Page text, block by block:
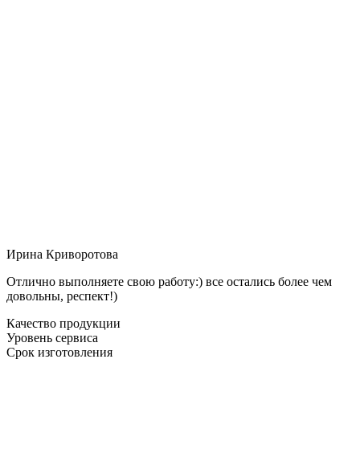
Ирина Криворотова
Отлично выполняете свою работу:) все остались более чем
довольны, респект!)
Качество продукции
Уровень сервиса
Срок изготовления